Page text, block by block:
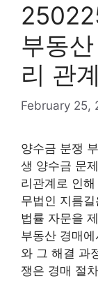
부동
리 관
February 25,
양수금 분쟁
생 양수금 문
리관계로 인
무법인 지름
법률 자문을
부동산 경매
와 그 해결 과
쟁은 경매 절